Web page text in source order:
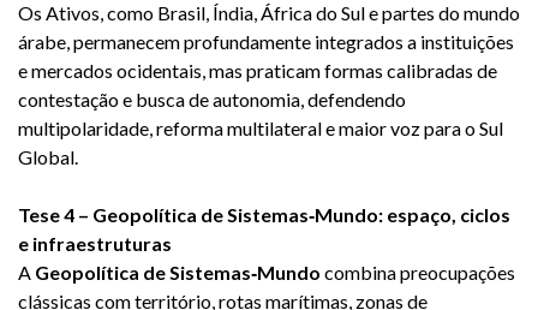
Os Ativos, como Brasil, Índia, África do Sul e partes do mundo
árabe, permanecem profundamente integrados a instituições
e mercados ocidentais, mas praticam formas calibradas de
contestação e busca de autonomia, defendendo
multipolaridade, reforma multilateral e maior voz para o Sul
Global.
Tese 4 – Geopolítica de Sistemas‑Mundo: espaço, ciclos
e infraestruturas
A Geopolítica de Sistemas‑Mundo combina preocupações
clássicas com território, rotas marítimas, zonas de